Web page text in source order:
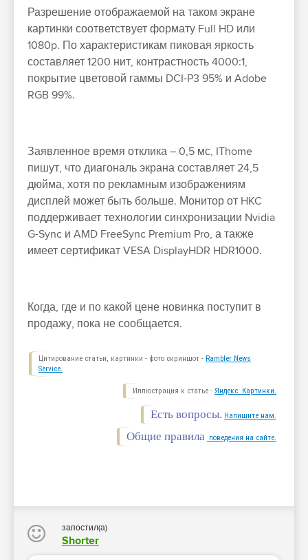
Разрешение отображаемой на таком экране
картинки соответствует формату Full HD или
1080p. По характеристикам пиковая яркость
составляет 1200 нит, контрастность 4000:1,
покрытие цветовой гаммы DCI-P3 95% и Adobe
RGB 99%.
Заявленное время отклика – 0,5 мс, IThome
пишут, что диагональ экрана составляет 24,5
дюйма, хотя по рекламным изображениям
дисплей может быть больше. Монитор от HKC
поддерживает технологии синхронизации Nvidia
G-Sync и AMD FreeSync Premium Pro, а также
имеет сертификат VESA DisplayHDR HDR1000.
Когда, где и по какой цене новинка поступит в
продажу, пока не сообщается.
Цитирование статьи, картинки - фото скриншот - Rambler News
Service.
Иллюстрация к статье - Яндекс. Картинки.
Есть вопросы. Напишите нам.
Общие правила поведения на сайте.
запостил(а)
Shorter